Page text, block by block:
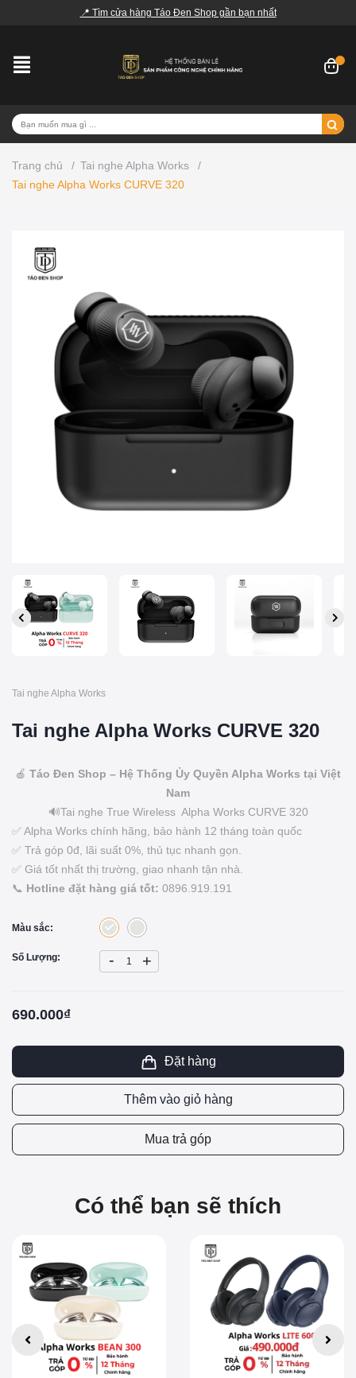
📍 Tìm cửa hàng Táo Đen Shop gần bạn nhất
Trang chủ / Tai nghe Alpha Works
/
Tai nghe Alpha Works CURVE 320
Tai nghe Alpha Works
Tai nghe Alpha Works CURVE 320
🍎 Táo Đen Shop – Hệ Thống Ủy Quyền Alpha Works tại Việt
Nam
🔊Tai nghe True Wireless Alpha Works CURVE 320
✅ Alpha Works chính hãng, bảo hành 12 tháng toàn quốc
✅ Trả góp 0đ, lãi suất 0%, thủ tục nhanh gọn.
✅ Giá tốt nhất thị trường, giao nhanh tận nhà.
📞 Hotline đặt hàng giá tốt: 0896.919.191
Màu sắc:
Số Lượng: - +
690.000₫
Đặt hàng
Thêm vào giỏ hàng
Mua trả góp
Có thể bạn sẽ thích